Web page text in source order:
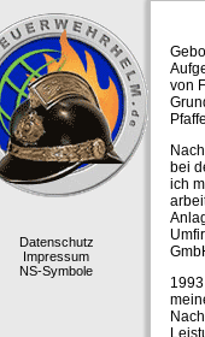
Datenschutz
Impressum
NS-Symbole
von
bei
ich